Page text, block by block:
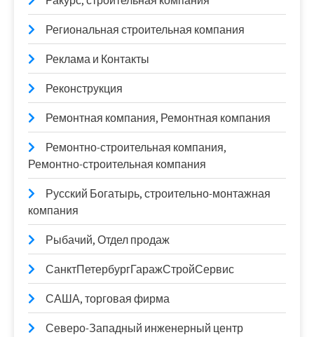
Региональная строительная компания
Реклама и Контакты
Реконструкция
Ремонтная компания, Ремонтная компания
Ремонтно-строительная компания,
Ремонтно-строительная компания
Русский Богатырь, строительно-монтажная
компания
Рыбачий, Отдел продаж
СанктПетербургГаражСтройСервис
САША, торговая фирма
Северо-Западный инженерный центр